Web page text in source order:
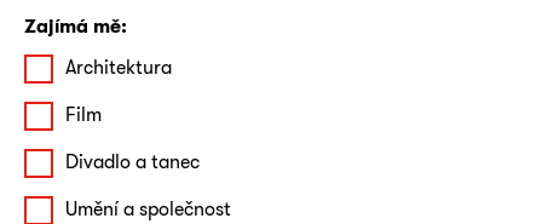
Zajímá mě:
Architektura
Film
Divadlo a tanec
Umění a společnost